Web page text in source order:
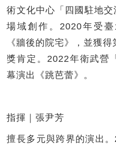
術文化中心「四國駐地
場域創作。2020年受
《牆後的院宅》，並獲
獎肯定。2022年衛武營
幕演出《跳芭蕾》。
指揮｜張尹芳
擅長多元與跨界的演出